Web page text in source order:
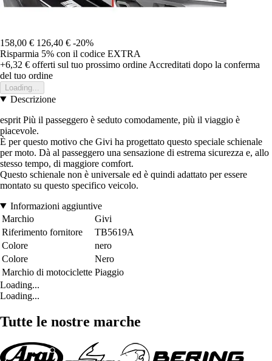
158,00 € 126,40 € -20%
Risparmia 5% con il codice EXTRA
+6,32 € offerti sul tuo prossimo ordine Accreditati dopo la conferma
del tuo ordine
Loading...
Descrizione
esprit Più il passeggero è seduto comodamente, più il viaggio è
piacevole.
È per questo motivo che Givi ha progettato questo speciale schienale
per moto. Dà al passeggero una sensazione di estrema sicurezza e, allo
stesso tempo, di maggiore comfort.
Questo schienale non è universale ed è quindi adattato per essere
montato su questo specifico veicolo.
Informazioni aggiuntive
Marchio
Givi
Riferimento fornitore
TB5619A
Colore
nero
Colore
Nero
Marchio di motociclette Piaggio
Loading...
Loading...
Tutte le nostre marche